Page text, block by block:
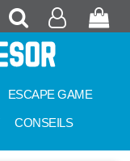
Recherche
Mon
ESCAPE GAME
CONSEILS